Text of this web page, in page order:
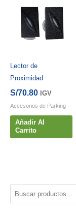
u
Lector de
Proximidad
S/70.80 IGV
Accesorios de Parking
Añadir Al
Carrito